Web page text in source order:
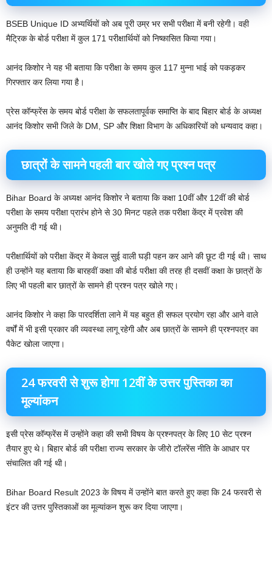
BSEB Unique ID अभ्यर्थियों को अब पूरी उम्र भर सभी परीक्षा में बनी रहेगी। वही
मैट्रिक के बोर्ड परीक्षा में कुल 171 परीक्षार्थियों को निष्कासित किया गया।
आनंद किशोर ने यह भी बताया कि परीक्षा के समय कुल 117 मुन्ना भाई को पकड़कर
गिरफ्तार कर लिया गया है।
प्रेस कॉन्फ्रेंस के समय बोर्ड परीक्षा के सफलतापूर्वक समाप्ति के बाद बिहार बोर्ड के अध्यक्ष
आनंद किशोर सभी जिले के DM, SP और शिक्षा विभाग के अधिकारियों को धन्यवाद कहा।
छात्रों के सामने पहली बार खोले गए प्रश्न पत्र
Bihar Board के अध्यक्ष आनंद किशोर ने बताया कि कक्षा 10वीं और 12वीं की बोर्ड
परीक्षा के समय परीक्षा प्रारंभ होने से 30 मिनट पहले तक परीक्षा केंद्र में प्रवेश की
अनुमति दी गई थी।
परीक्षार्थियों को परीक्षा केंद्र में केवल सुई वाली घड़ी पहन कर आने की छूट दी गई थी। साथ
ही उन्होंने यह बताया कि बारहवीं कक्षा की बोर्ड परीक्षा की तरह ही दसवीं कक्षा के छात्रों के
लिए भी पहली बार छात्रों के सामने ही प्रश्न पत्र खोले गए।
आनंद किशोर ने कहा कि पारदर्शिता लाने में यह बहुत ही सफल प्रयोग रहा और आने वाले
वर्षों में भी इसी प्रकार की व्यवस्था लागू रहेगी और अब छात्रों के सामने ही प्रश्नपत्र का
पैकेट खोला जाएगा।
24 फरवरी से शुरू होगा 12वीं के उत्तर पुस्तिका का
मूल्यांकन
इसी प्रेस कॉन्फ्रेंस में उन्होंने कहा की सभी विषय के प्रश्नपत्र के लिए 10 सेट प्रश्न
तैयार हुए थे। बिहार बोर्ड की परीक्षा राज्य सरकार के जीरो टॉलरेंस नीति के आधार पर
संचालित की गई थी।
Bihar Board Result 2023 के विषय में उन्होंने बात करते हुए कहा कि 24 फरवरी से
इंटर की उत्तर पुस्तिकाओं का मूल्यांकन शुरू कर दिया जाएगा।